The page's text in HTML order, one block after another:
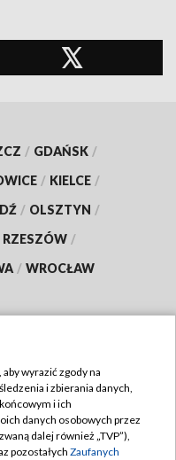
/ GDAŃSK /
/ KIELCE /
/ OLSZTYN /
RZESZÓW /
/ WROCŁAW
TVP
wyrazić zgody na
i zbierania danych,
i ich
danych osobowych przez
dalej również „TVP”),
pozostałych Zaufanych